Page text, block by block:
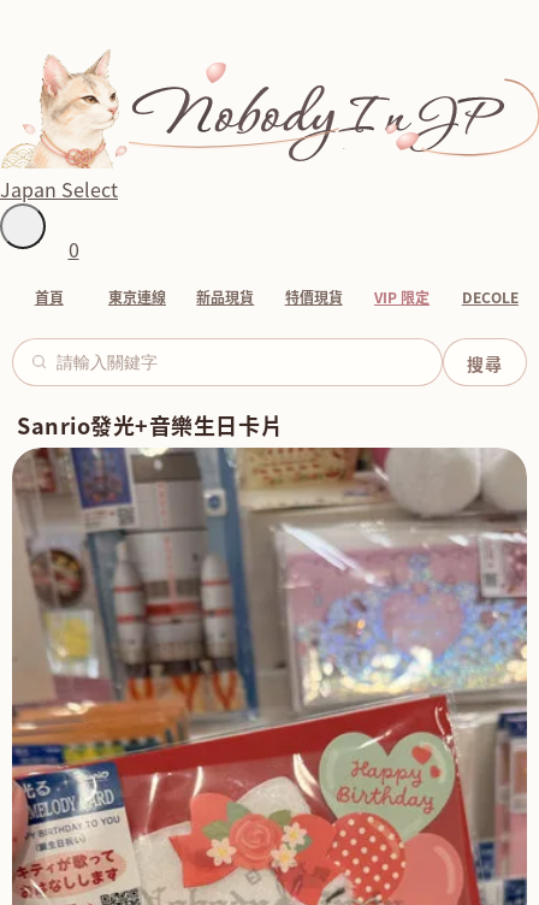
Japan Select
0
首頁 東京連線 新品現貨 特價現貨 VIP 限定 DECOLE
Sanrio發光+音樂生日卡片